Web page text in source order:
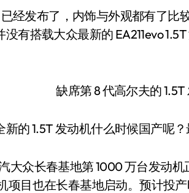
有搭载大众最新的 EA211evo
的 1.5T 发动机什么时候国产呢
大众长春基地第 1000 万台发动
项目也在长春基地启动。预计投